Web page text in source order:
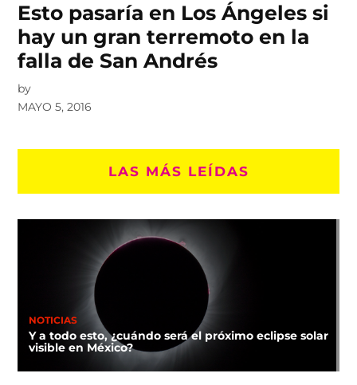
Esto pasaría en Los Ángeles si
hay un gran terremoto en la
falla de San Andrés
by
MAYO 5, 2016
LAS MÁS LEÍDAS
NOTICIAS
Y a todo esto, ¿cuándo será el próximo eclipse solar
visible en México?